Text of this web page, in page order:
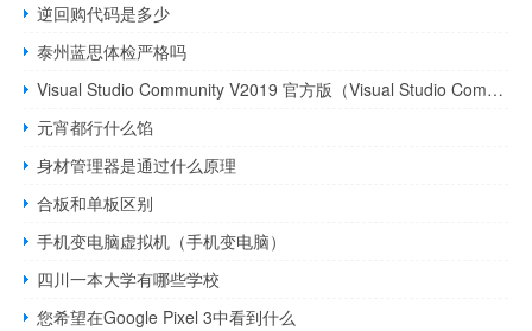
逆回购代码是多少
泰州蓝思体检严格吗
Visual Studio Community V2019 官方版（Visual Studio Community V2019 官方版功能简介）
元宵都行什么馅
身材管理器是通过什么原理
合板和单板区别
手机变电脑虚拟机（手机变电脑）
四川一本大学有哪些学校
您希望在Google Pixel 3中看到什么